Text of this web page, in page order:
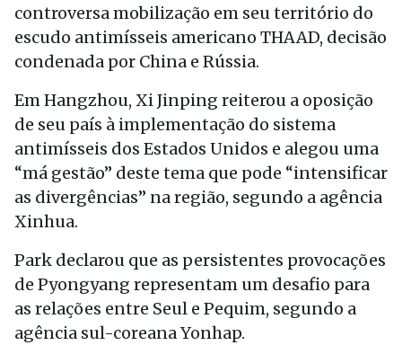
controversa mobilização em seu território do
escudo antimísseis americano THAAD, decisão
condenada por China e Rússia.
Em Hangzhou, Xi Jinping reiterou a oposição
de seu país à implementação do sistema
antimísseis dos Estados Unidos e alegou uma
“má gestão” deste tema que pode “intensificar
as divergências” na região, segundo a agência
Xinhua.
Park declarou que as persistentes provocações
de Pyongyang representam um desafio para
as relações entre Seul e Pequim, segundo a
agência sul-coreana Yonhap.